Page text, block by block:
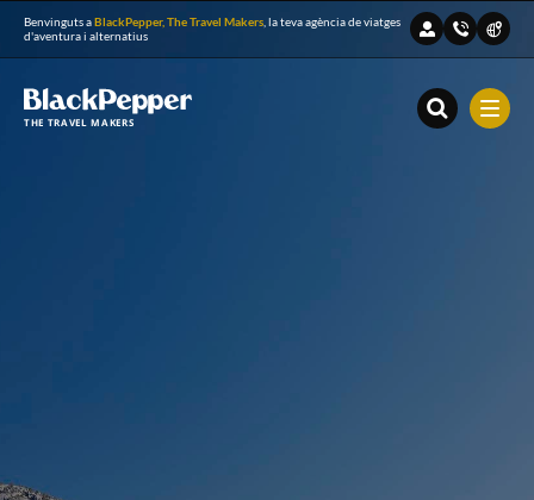
Benvinguts aBlackPepper, The Travel Makers , la teva agència de viatges
d'aventura i alternatius
THE TRAVEL MAKERS